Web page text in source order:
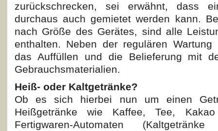
zurückschrecken, sei erwähnt, dass
durchaus auch gemietet werden kann.
nach Größe des Gerätes, sind alle
enthalten. Neben der regulären
das Auffüllen und die Belieferung mit
Gebrauchsmaterialien.
Heiß- oder Kaltgetränke?
Ob es sich hierbei nun um einen
Heißgetränke wie Kaffee, Tee,
Fertigwaren-Automaten